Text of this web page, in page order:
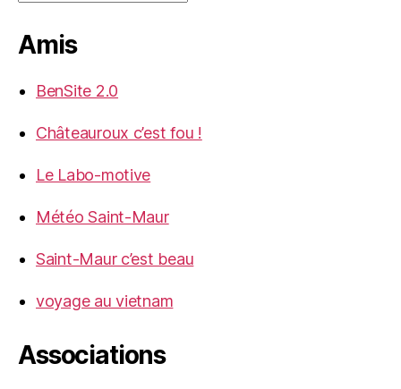
Amis
BenSite 2.0
Châteauroux c’est fou !
Le Labo-motive
Météo Saint-Maur
Saint-Maur c’est beau
voyage au vietnam
Associations